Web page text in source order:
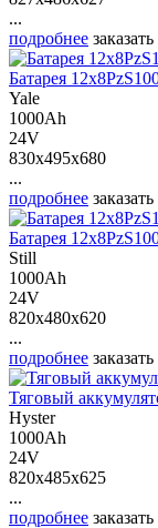
...
подробнее заказать
Батарея
Yale
1000Ah
24V
830x495x680
...
подробнее заказать
Батарея
Still
1000Ah
24V
820x480x620
...
подробнее заказать
Тяговый
Hyster
1000Ah
24V
820x485x625
...
подробнее заказать